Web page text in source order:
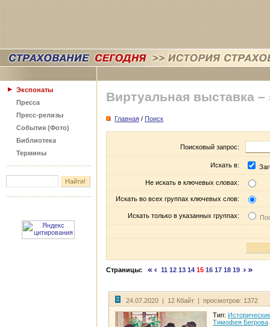
Экспонаты
Пресса
Пресс-релизы
События (Фото)
Библиотека
Термины
Виртуальная выставка –
Главная / Поиск
Поисковый запрос:
Искать в:
Не искать в ключевых словах:
Искать во всех группах ключевых слов:
Искать только в указанных группах:
Страницы: 11 12 13 14 15 16 17 18 19
24.07.2020 | 12 Кбайт | просмотров: 1372
Тип:
Тимофея Бегрова